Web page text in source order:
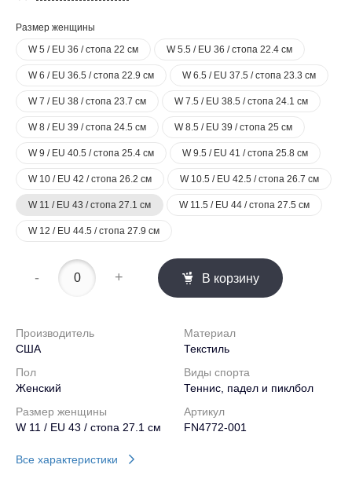
Размер женщины
W 5 / EU 36 / стопа 22 см
W 5.5 / EU 36 / стопа 22.4 см
W 6 / EU 36.5 / стопа 22.9 см W 6.5 / EU 37.5 / стопа 23.3 см
W 7 / EU 38 / стопа 23.7 см W 7.5 / EU 38.5 / стопа 24.1 см
W 8 / EU 39 / стопа 24.5 см W 8.5 / EU 39 / стопа 25 см
W 9 / EU 40.5 / стопа 25.4 см W 9.5 / EU 41 / стопа 25.8 см
W 10 / EU 42 / стопа 26.2 см W 10.5 / EU 42.5 / стопа 26.7 см
W 11 / EU 43 / стопа 27.1 см W 11.5 / EU 44 / стопа 27.5 см
W 12 / EU 44.5 / стопа 27.9 см
- + В корзину
Производитель
США
Материал
Текстиль
Пол
Женский
Виды спорта
Теннис, падел и пиклбол
Размер женщины
W 11 / EU 43 / стопа 27.1 см
Артикул
FN4772-001
Все характеристики